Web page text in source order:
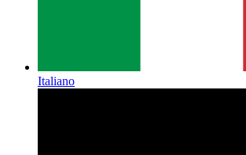
Italiano